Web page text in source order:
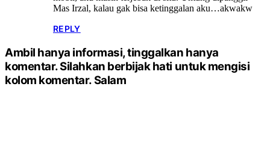
Mas Irzal, kalau gak bisa ketinggalan aku…akwakw
REPLY
Ambil hanya informasi, tinggalkan hanya
komentar. Silahkan berbijak hati untuk mengisi
kolom komentar. Salam